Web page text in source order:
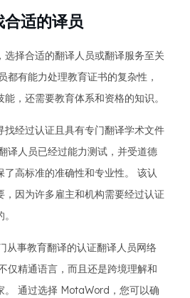
适的译员
选择合适的翻译人员或翻译服务至关
都有能力处理教育证书的复杂性，
，还需要教育体系和资格的知识。
找经过认证且具有专门翻译学术文件
译人员已经过能力测试，并受道德
高标准的准确性和专业性。 该认
，因为许多雇主和机构需要经过认证
从事教育翻译的认证翻译人员网络
仅精通语言，而且还是跨境理解和
。 通过选择 MotaWord，您可以确